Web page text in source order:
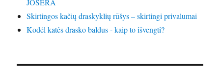
JOSERA
Skirtingos kačių draskyklių rūšys – skirtingi privalumai
Kodėl katės drasko baldus - kaip to išvengti?